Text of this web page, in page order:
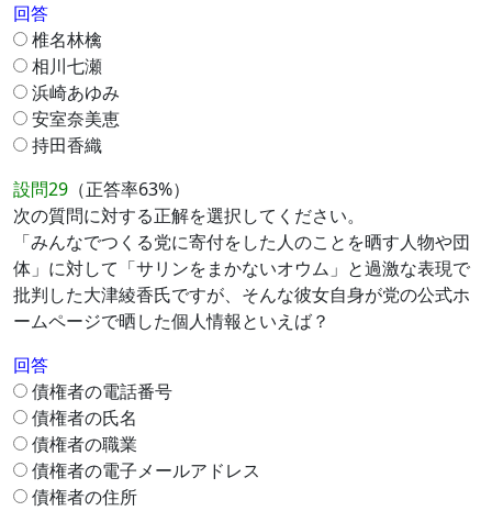
回答
椎名林檎
相川七瀬
浜崎あゆみ
安室奈美恵
持田香織
設問29 （正答率63%）
次の質問に対する正解を選択してください。
「みんなでつくる党に寄付をした人のことを晒す人物や団
体」に対して「サリンをまかないオウム」と過激な表現で
批判した大津綾香氏ですが、そんな彼女自身が党の公式ホ
ームページで晒した個人情報といえば？
回答
債権者の電話番号
債権者の氏名
債権者の職業
債権者の電子メールアドレス
債権者の住所